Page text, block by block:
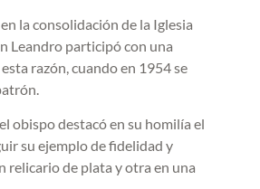
la consolidación de la Iglesia
Leandro participó con una
razón, cuando en 1954 se
obispo destacó en su homilía el
su ejemplo de fidelidad y
relicario de plata y otra en una